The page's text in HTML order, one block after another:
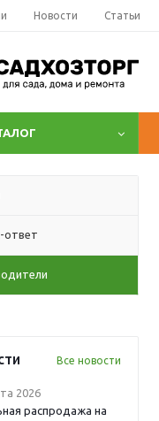
Новости Статьи
ответ
Все новости
2026
распродажа на